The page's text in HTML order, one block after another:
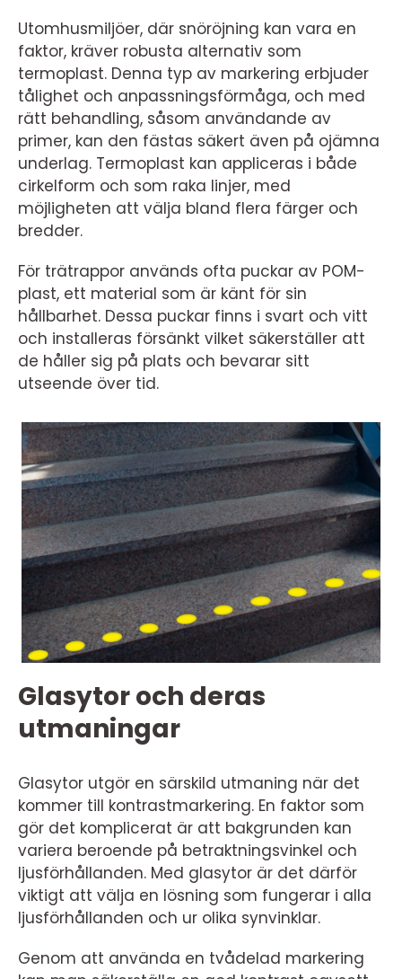
Utomhusmiljöer, där snöröjning kan vara en
faktor, kräver robusta alternativ som
termoplast. Denna typ av markering erbjuder
tålighet och anpassningsförmåga, och med
rätt behandling, såsom användande av
primer, kan den fästas säkert även på ojämna
underlag. Termoplast kan appliceras i både
cirkelform och som raka linjer, med
möjligheten att välja bland flera färger och
bredder.
För trätrappor används ofta puckar av POM-
plast, ett material som är känt för sin
hållbarhet. Dessa puckar finns i svart och vitt
och installeras försänkt vilket säkerställer att
de håller sig på plats och bevarar sitt
utseende över tid.
Glasytor och deras
utmaningar
Glasytor utgör en särskild utmaning när det
kommer till kontrastmarkering. En faktor som
gör det komplicerat är att bakgrunden kan
variera beroende på betraktningsvinkel och
ljusförhållanden. Med glasytor är det därför
viktigt att välja en lösning som fungerar i alla
ljusförhållanden och ur olika synvinklar.
Genom att använda en tvådelad markering